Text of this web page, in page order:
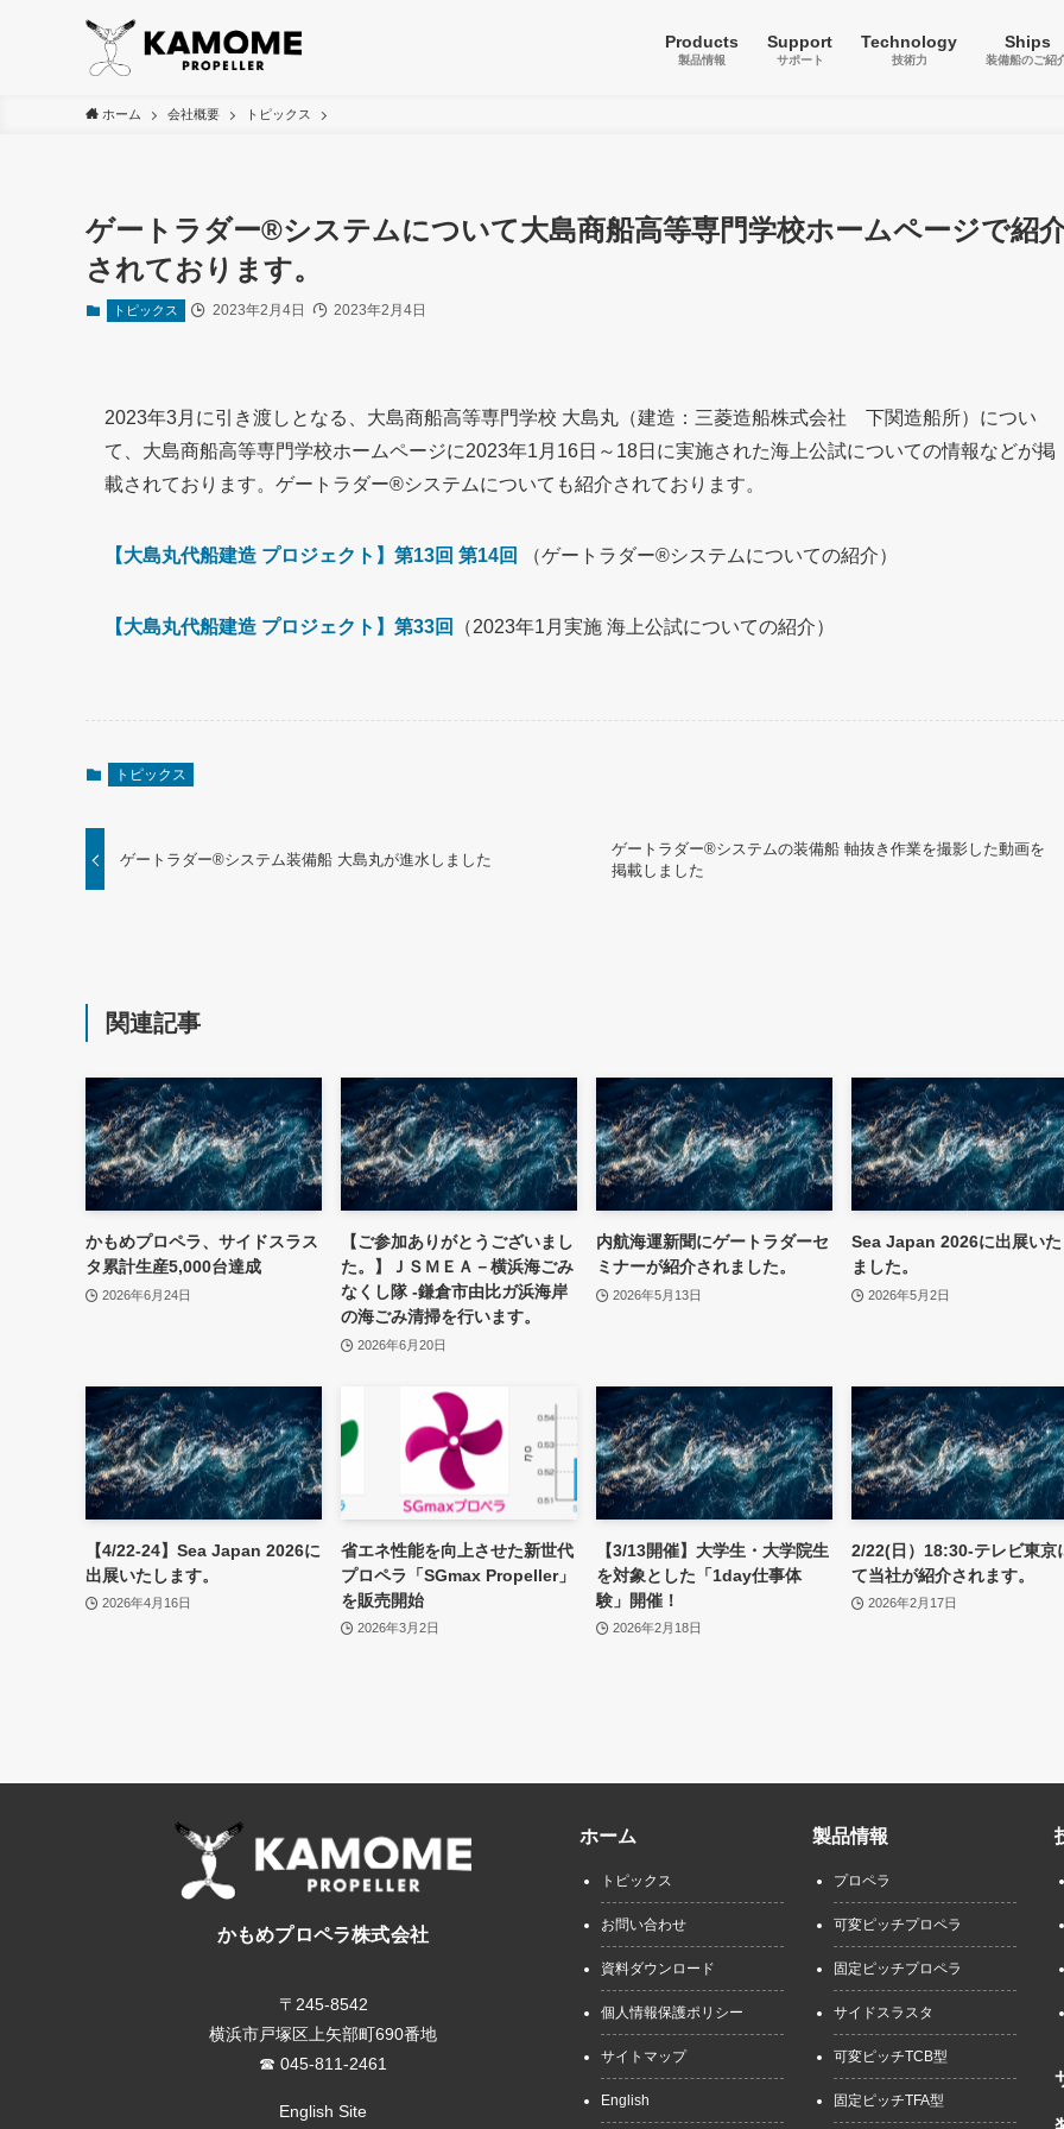
Products
製品情報
Support
サポート
Technology
技術力
Ships
装備船のご紹
ホーム 会社概要 トピックス
ゲートラダー®システムについて大島商船高等専門学校ホームページで紹
されております。
トピックス 2023年2月4日 2023年2月4日
2023年3月に引き渡しとなる、大島商船高等専門学校 大島丸（建造：三菱造船株式会社 下関造船所）につい
て、大島商船高等専門学校ホームページに2023年1月16日～18日に実施された海上公試についての情報などが掲
載されております。ゲートラダー®システムについても紹介されております。
【大島丸代船建造 プロジェクト】第13回 第14回 （ゲートラダー®システムについての紹介）
【大島丸代船建造 プロジェクト】第33回 （2023年1月実施 海上公試についての紹介）
トピックス
ゲートラダー®システム装備船 大島丸が進水しました
ゲートラダー®システムの装備船 軸抜き作業を撮影した動画を
掲載しました
関連記事
かもめプロペラ、サイドスラス
タ累計生産5,000台達成
2026年6月24日
【ご参加ありがとうございまし
た。】ＪＳＭＥＡ－横浜海ごみ
なくし隊 -鎌倉市由比ガ浜海岸
の海ごみ清掃を行います。
2026年6月20日
内航海運新聞にゲートラダーセ
ミナーが紹介されました。
2026年5月13日
Sea Japan 2026に出展い
ました。
2026年5月2日
【4/22-24】Sea Japan 2026に
出展いたします。
2026年4月16日
省エネ性能を向上させた新世代
プロペラ「SGmax Propeller」
を販売開始
2026年3月2日
【3/13開催】大学生・大学院生
を対象とした「1day仕事体
験」開催！
2026年2月18日
2/22(日）18:30-テレビ東京
て当社が紹介されます。
2026年2月17日
かもめプロペラ株式会社
〒245-8542
横浜市戸塚区上矢部町690番地
☎ 045-811-2461
English Site
ホーム
トピックス
お問い合わせ
資料ダウンロード
個人情報保護ポリシー
サイトマップ
English
製品情報
プロペラ
可変ピッチプロペラ
固定ピッチプロペラ
サイドスラスタ
可変ピッチTCB型
固定ピッチTFA型